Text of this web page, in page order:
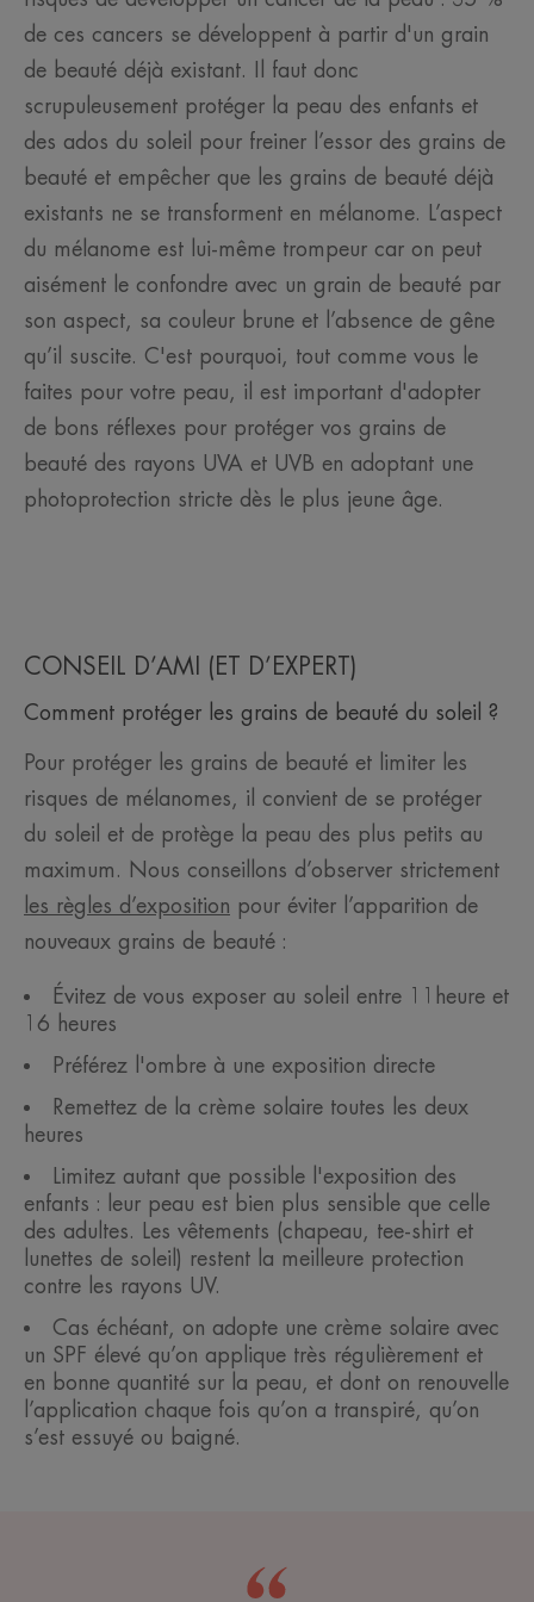
de ces cancers se développent à partir d'un grain
de beauté déjà existant. Il faut donc
scrupuleusement protéger la peau des enfants et
des ados du soleil pour freiner l’essor des grains de
beauté et empêcher que les grains de beauté déjà
existants ne se transforment en mélanome. L’aspect
du mélanome est lui-même trompeur car on peut
aisément le confondre avec un grain de beauté par
son aspect, sa couleur brune et l’absence de gêne
qu’il suscite. C'est pourquoi, tout comme vous le
faites pour votre peau, il est important d'adopter
de bons réflexes pour protéger vos grains de
beauté des rayons UVA et UVB en adoptant une
photoprotection stricte dès le plus jeune âge.
CONSEIL D’AMI (ET D’EXPERT)
Comment protéger les grains de beauté du soleil ?
Pour protéger les grains de beauté et limiter les
risques de mélanomes, il convient de se protéger
du soleil et de protège la peau des plus petits au
maximum. Nous conseillons d’observer strictement
les règles d’exposition pour éviter l’apparition de
nouveaux grains de beauté :
Évitez de vous exposer au soleil entre 11heure et
16 heures
Préférez l'ombre à une exposition directe
Remettez de la crème solaire toutes les deux
heures
Limitez autant que possible l'exposition des
enfants : leur peau est bien plus sensible que celle
des adultes. Les vêtements (chapeau, tee-shirt et
lunettes de soleil) restent la meilleure protection
contre les rayons UV.
Cas échéant, on adopte une crème solaire avec
un SPF élevé qu’on applique très régulièrement et
en bonne quantité sur la peau, et dont on renouvelle
l’application chaque fois qu’on a transpiré, qu’on
s’est essuyé ou baigné.